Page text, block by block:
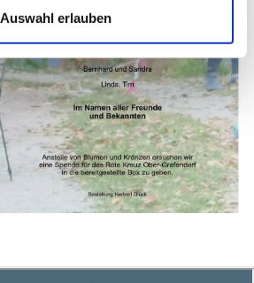
Auswahl erlauben